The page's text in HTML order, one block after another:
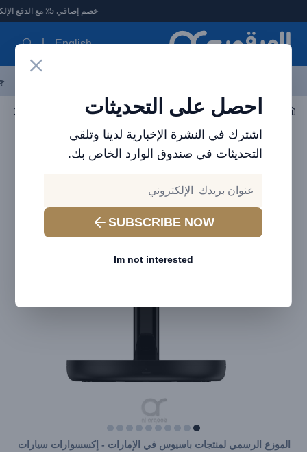
العرقوب - متجر الإلكترونيات في الإمارات
خصم إضافي 5٪ مع الدفع الإلكتروني
English
احصل على التحديثات
اشترك في النشرة الإخبارية لدينا وتلقي
التحديثات في صندوق الوارد الخاص بك.
SUBSCRIBE NOW
Im not interested
اكسسوارات الجوال شاحن لاسلكي
الموزع الرسمي لمنتجات باسيوس في الإمارات - إكسسوارات سيارات